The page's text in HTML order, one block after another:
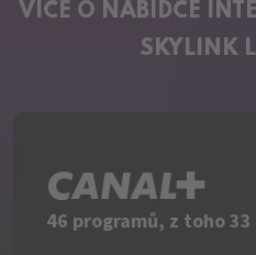
VÍCE O NABÍDCE
SKYLINK
C+
46 programů, z toho 33